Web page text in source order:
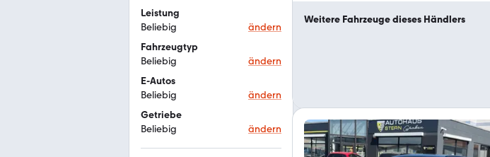
Leistung
Beliebig
ändern
Fahrzeugtyp
Beliebig
ändern
E-Autos
Beliebig
ändern
Getriebe
Beliebig
ändern
Weitere Fahrzeuge dieses Händlers